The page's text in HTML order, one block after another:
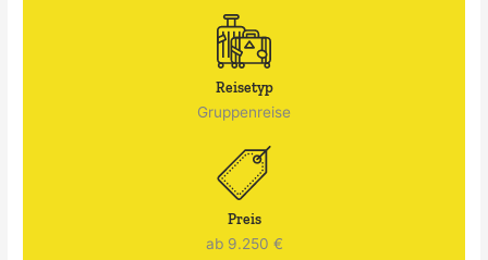
Reisetyp
Gruppenreise
Preis
ab 9.250 €